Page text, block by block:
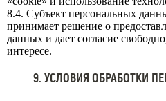
8.4. Субъект персональных
принимает решение о
данных и дает согласие
интересе.
9. УСЛОВИЯ ОБРАБОТКИ